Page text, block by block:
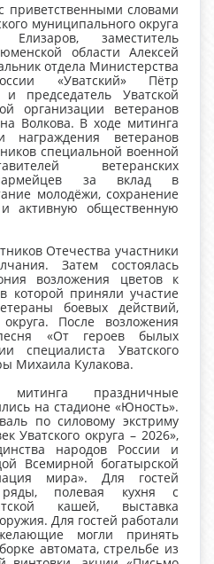
приветственными словами
муниципального округа
заместитель
области Алексей
отдела Министерства
«Уватский» Пётр
председатель Уватской
организации ветеранов
Волкова. В ходе митинга
награждения ветеранов
специальной военной
ветеранских
за вклад в
молодёжи, сохранение
активную общественную
Отечества участники
Затем состоялась
возложения цветов к
которой приняли участие
боевых действий,
После возложения
«От героев былых
специалиста Уватского
Михаила Кулакова.
праздничные
на стадионе «Юность».
по силовому экстриму
Уватского округа – 2026»,
народов России и
Всемирной богатырской
мира». Для гостей
ряды, полевая кухня с
кашей, выставка
Для гостей работали
могли принять
автомата, стрельбе из